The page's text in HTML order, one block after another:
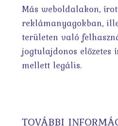
Más weboldalakon,
reklámanyagokban,
területen való
jogtulajdonos előzetes
mellett legális.
TOVÁBBI